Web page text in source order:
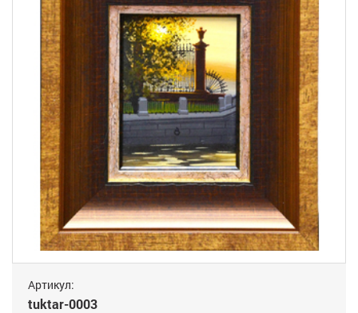
Артикул:
tuktar-0003